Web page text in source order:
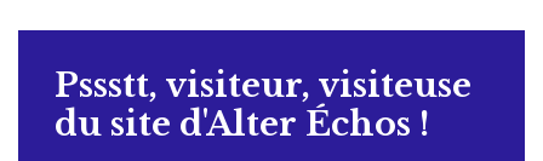
Pssstt, visiteur, visiteuse
du site d'Alter Échos !